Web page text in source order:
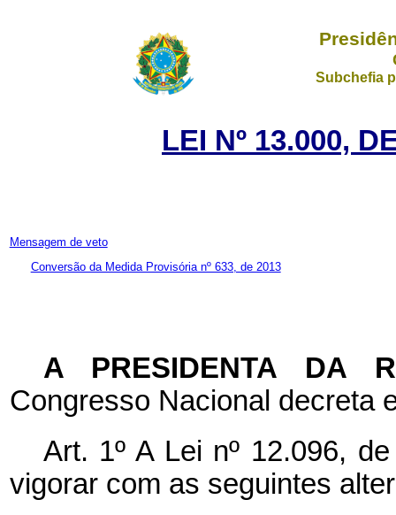
Subchefia
LEI Nº 13.000,
Mensagem de veto
Conversão da Medida Provisória nº 633, de 2013
A PRESIDENTA DA
Congresso Nacional decreta
Art. 1º A Lei nº 12.096,
vigorar com as seguintes